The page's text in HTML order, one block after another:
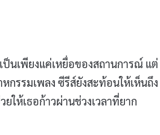
นเพียงแค่เหยื่อของสถานการณ์ แต่
กรรมเพลง ซีรีส์ยังสะท้อนให้เห็นถึง
ห้เธอก้าวผ่านช่วงเวลาที่ยาก